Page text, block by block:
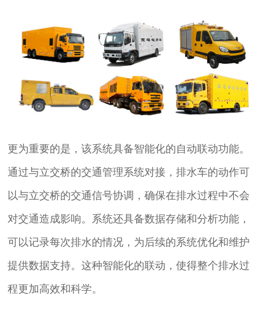
更为重要的是，该系统具备智能化的自动联动功能。
通过与立交桥的交通管理系统对接，排水车的动作可
以与立交桥的交通信号协调，确保在排水过程中不会
对交通造成影响。系统还具备数据存储和分析功能，
可以记录每次排水的情况，为后续的系统优化和维护
提供数据支持。这种智能化的联动，使得整个排水过
程更加高效和科学。